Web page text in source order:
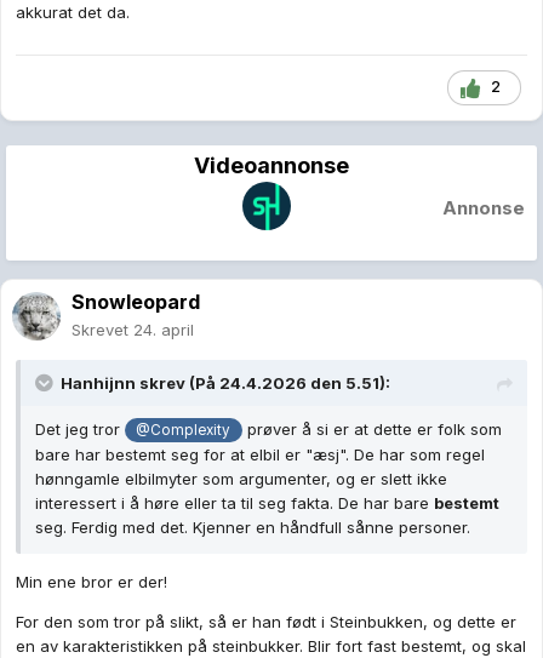
akkurat det da.
2
Videoannonse
Annonse
Snowleopard
Skrevet 24. april
Hanhijnn skrev (På 24.4.2026 den 5.51):
Det jeg tror @Complexity
prøver å si er at dette er folk som
bare har bestemt seg for at elbil er "æsj". De har som regel
hønngamle elbilmyter som argumenter, og er slett ikke
interessert i å høre eller ta til seg fakta. De har bare bestemt
seg. Ferdig med det. Kjenner en håndfull sånne personer.
Min ene bror er der!
For den som tror på slikt, så er han født i Steinbukken, og dette er
en av karakteristikken på steinbukker. Blir fort fast bestemt, og skal